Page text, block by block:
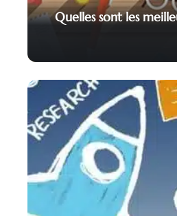
Quelles sont les